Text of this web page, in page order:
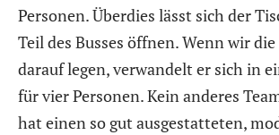
Personen. Überdies lässt sich der
Teil des Busses öffnen. Wenn wir
darauf legen, verwandelt er sich in
für vier Personen. Kein anderes
hat einen so gut ausgestatteten,